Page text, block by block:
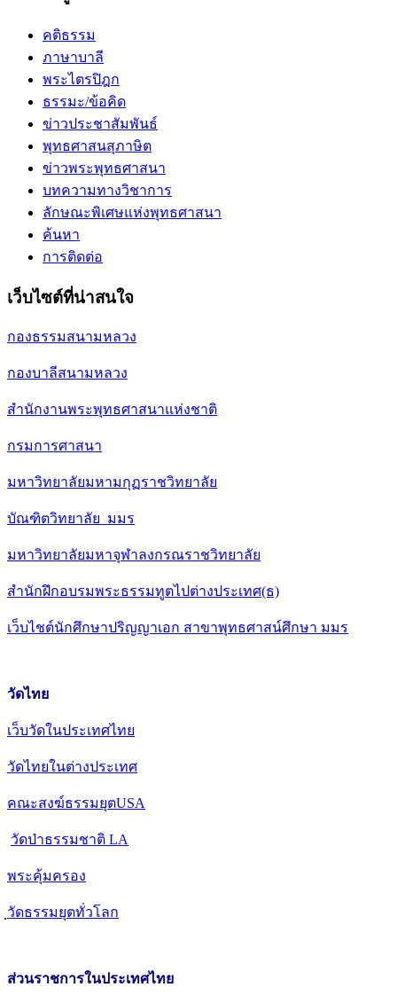
คติธรรม
ภาษาบาลี
พระไตรปิฎก
ธรรมะ/ข้อคิด
ข่าวประชาสัมพันธ์
พุทธศาสนสุภาษิต
ข่าวพระพุทธศาสนา
บทความทางวิชาการ
ลักษณะพิเศษแห่งพุทธศาสนา
ค้นหา
การติดต่อ
เว็บไซต์ที่น่าสนใจ
กองธรรมสนามหลวง
กองบาลีสนามหลวง
สำนักงานพระพุทธศาสนาแห่งชาติ
กรมการศาสนา
มหาวิทยาลัยมหามกุฏราชวิทยาลัย
บัณฑิตวิทยาลัย มมร
มหาวิทยาลัยมหาจุฬาลงกรณราชวิทยาลัย
สำนักฝึกอบรมพระธรรมทูตไปต่างประเทศ(ธ)
เว็บไชต์นักศึกษาปริญญาเอก สาขาพุทธศาสน์ศึกษา มมร
วัดไทย
เว็บวัดในประเทศไทย
วัดไทยในต่างประเทศ
คณะสงฆ์ธรรมยุตUSA
วัดป่าธรรมชาติ LA
พระคุ้มครอง
วัดธรรมยุตทั่วโลก
ส่วนราชการในประเทศไทย